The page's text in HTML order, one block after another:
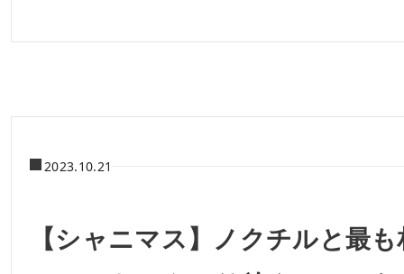
2023.10.21
【シャニマス】ノクチルと最